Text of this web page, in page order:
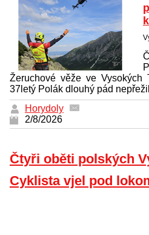
Žeruchové věže ve Vysokých
37letý Polák dlouhý pád
Horydoly
2/8/2026
Čtyři oběti polských
Cyklista vjel pod